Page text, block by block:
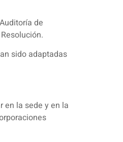
de
sido adaptadas
en la sede y en la